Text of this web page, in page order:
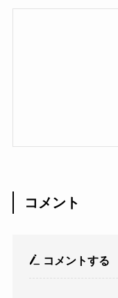
コメント
コメントする